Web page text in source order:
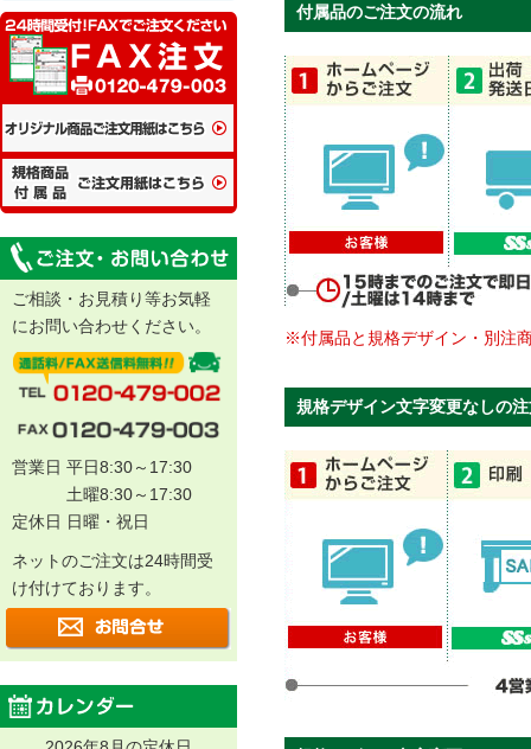
付属品のご注文の流れ
※付属品と規格デザイン・別注
規格デザイン文字変更なしの
ご相談・お見積り等お気軽
にお問い合わせください。
営業日 平日8:30～17:30
土曜8:30～17:30
定休日 日曜・祝日
ネットのご注文は24時間受
け付けております。